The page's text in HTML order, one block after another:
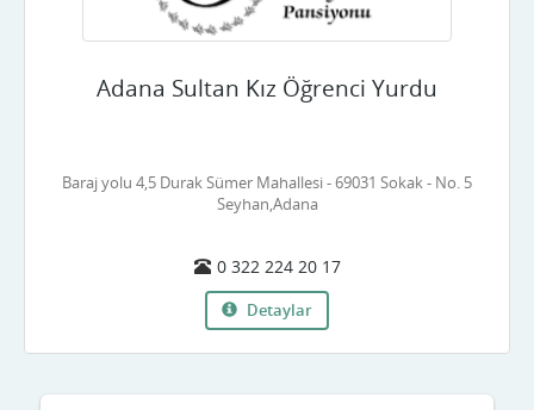
Adana Sultan Kız Öğrenci Yurdu
Baraj yolu 4,5 Durak Sümer Mahallesi - 69031 Sokak - No. 5
Seyhan,Adana
0 322 224 20 17
Detaylar